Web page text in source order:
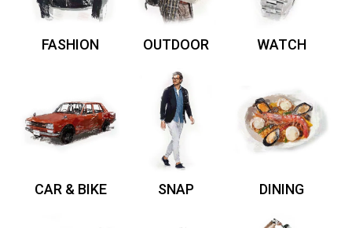
FASHION OUTDOOR WATCH
CAR & BIKE SNAP DINING